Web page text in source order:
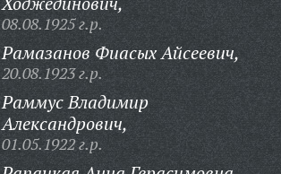
08.08.1925 г.р.
Рамазанов Фиасых Айсеевич,
20.08.1923 г.р.
Раммус Владимир
Александрович,
01.05.1922 г.р.